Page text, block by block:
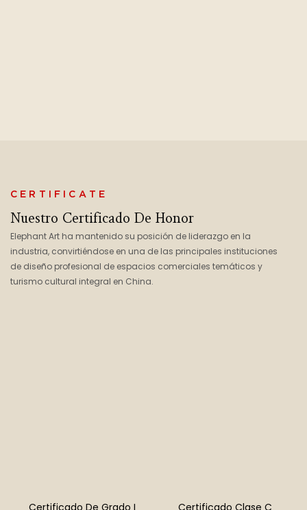
CERTIFICATE
Nuestro Certificado De Honor
Elephant Art ha mantenido su posición de liderazgo en la
industria, convirtiéndose en una de las principales instituciones
de diseño profesional de espacios comerciales temáticos y
turismo cultural integral en China.
Certificado De Grado I
Certificado Clase C